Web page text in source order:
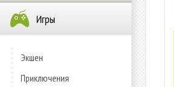
Игры
Экшен
Приключения